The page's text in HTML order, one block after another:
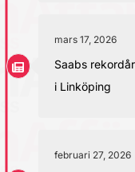
mars 17, 2026
Saabs
i Linköping
februari 27, 2026